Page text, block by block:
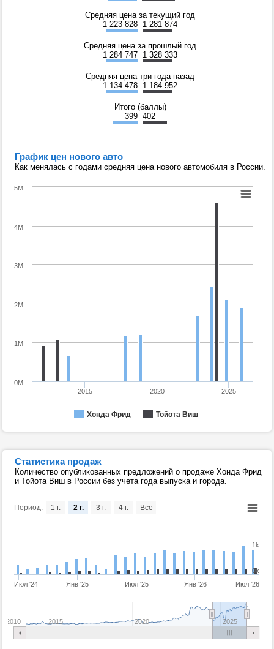
Средняя цена за текущий год
1 223 828 1 281 874
Средняя цена за прошлый год
1 284 747 1 328 333
Средняя цена три года назад
1 134 478 1 184 952
Итого (баллы)
399 402
График цен нового авто
Как менялась с годами средняя цена нового автомобиля в России.
Хонда Фрид Тойота Виш
2015 2020 2025
0M
1M
2M
3M
4M
5M
Статистика продаж
Количество опубликованных предложений о продаже Хонда Фрид
и Тойота Виш в России без учета года выпуска и города.
Период:
Июл '24 Янв '25 Июл '25 Янв '26 Июл '26
2015 2020 2025
2010
0k
1k
1 г. 2 г. 3 г. 4 г. Все